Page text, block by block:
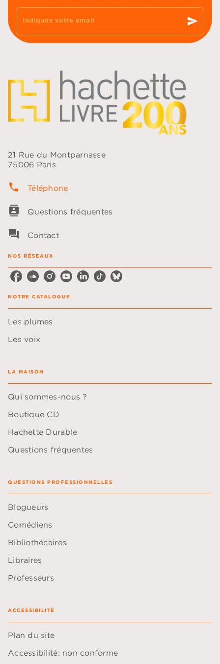
Indiquez votre email send
21 Rue du Montparnasse
75006 Paris
phone Téléphone
contacts Questions fréquentes
question_answer Contact
NOS RÉSEAUX
NOTRE CATALOGUE
Les plumes
Les voix
LA MAISON
Qui sommes-nous ?
Boutique CD
Hachette Durable
Questions fréquentes
QUESTIONS PROFESSIONNELLES
Blogueurs
Comédiens
Bibliothécaires
Libraires
Professeurs
ACCESSIBILITÉ
Plan du site
Accessibilité: non conforme